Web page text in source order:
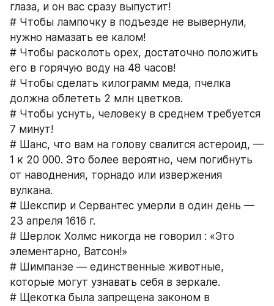
глаза, и он вас сразу выпустит!
# Чтобы лампочку в подъезде не вывернули,
нужно намазать ее калом!
# Чтобы расколоть орех, достаточно положить
его в горячую воду на 48 часов!
# Чтобы сделать килограмм меда, пчелка
должна облететь 2 млн цветков.
# Чтобы уснуть, человеку в среднем требуется
7 минут!
# Шанс, что вам на голову свалится астероид, —
1 к 20 000. Это более вероятно, чем погибнуть
от наводнения, торнадо или извержения
вулкана.
# Шекспир и Сервантес умерли в один день —
23 апреля 1616 г.
# Шерлок Холмс никогда не говорил : «Это
элементарно, Ватсон!»
# Шимпанзе — единственные животные,
которые могут узнавать себя в зеркале.
# Щекотка была запрещена законом в